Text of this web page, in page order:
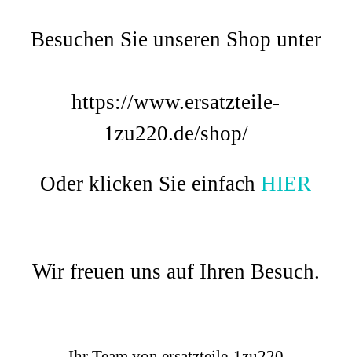
Besuchen Sie unseren Shop unter
https://www.ersatzteile-
1zu220.de/shop/
Oder klicken Sie einfachHIER
Wir freuen uns auf Ihren Besuch.